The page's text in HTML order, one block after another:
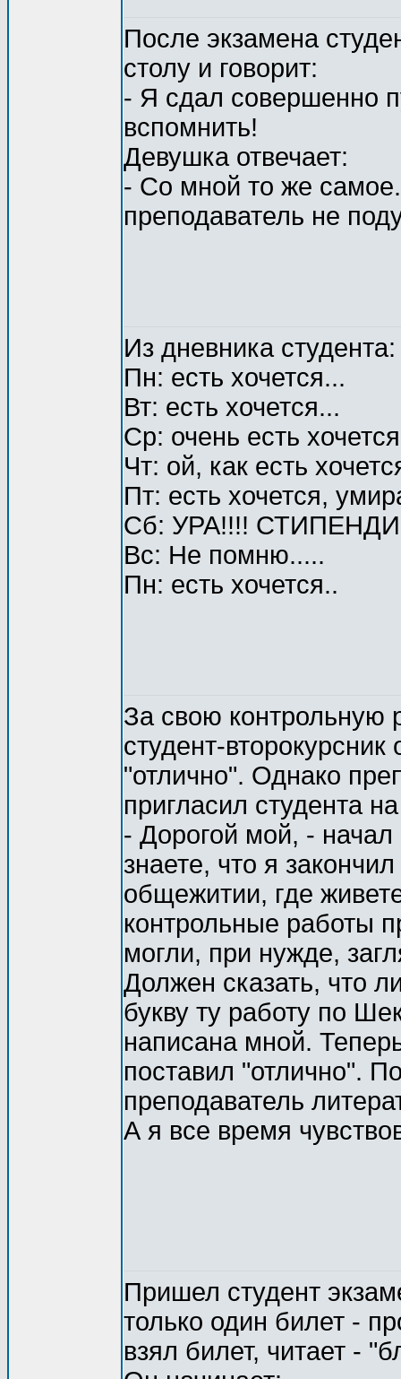
После экзамена
столу и говорит:
- Я сдал совершенно
вспомнить!
Девушка отвечает:
- Со мной то же
преподаватель не
Из дневника студента:
Пн: есть хочется...
Вт: есть хочется...
Ср: очень есть
Чт: ой, как есть
Пт: есть хочется,
Сб: УРА!!!!
Вс: Не помню.....
Пн: есть хочется..
За свою контрольную
студент-
"отлично". Однако
пригласил студента
- Дорогой мой, -
знаете, что я
общежитии, где
контрольные работы
могли, при нужде,
Должен сказать, что
букву ту работу по
написана мной.
поставил "отлично".
преподаватель
А я все время
Пришел студент
только один билет -
взял билет, читает -